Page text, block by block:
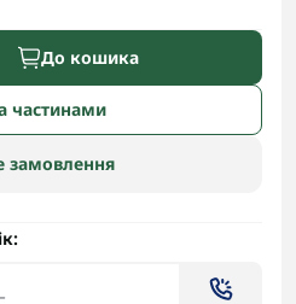
До кошика
частинами
замовлення